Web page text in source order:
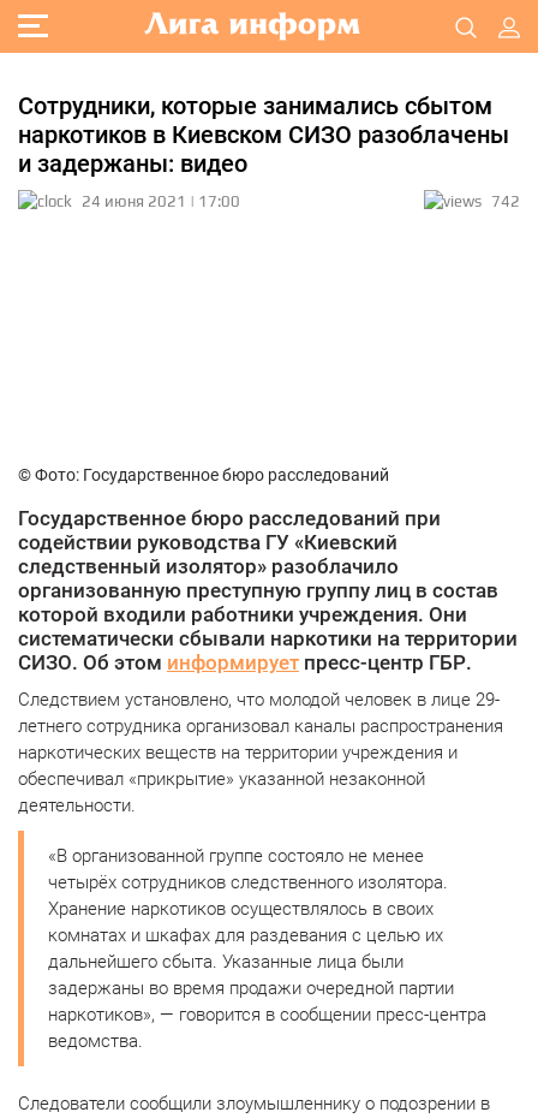
Сотрудники, которые занимались сбытом
наркотиков в Киевском СИЗО разоблачены
и задержаны: видео
24 июня 2021 | 17:00 742
© Фото: Государственное бюро расследований
Государственное бюро расследований при
содействии руководства ГУ «Киевский
следственный изолятор» разоблачило
организованную преступную группу лиц в состав
которой входили работники учреждения. Они
систематически сбывали наркотики на территории
СИЗО. Об этом информирует пресс-центр ГБР.
Следствием установлено, что молодой человек в лице 29-
летнего сотрудника организовал каналы распространения
наркотических веществ на территории учреждения и
обеспечивал «прикрытие» указанной незаконной
деятельности.
«В организованной группе состояло не менее
четырёх сотрудников следственного изолятора.
Хранение наркотиков осуществлялось в своих
комнатах и ​​шкафах для раздевания с целью их
дальнейшего сбыта. Указанные лица были
задержаны во время продажи очередной партии
наркотиков», — говорится в сообщении пресс-центра
ведомства.
Следователи сообщили злоумышленнику о подозрении в